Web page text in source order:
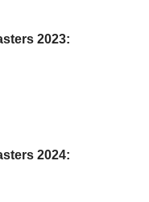
2023:
2024: